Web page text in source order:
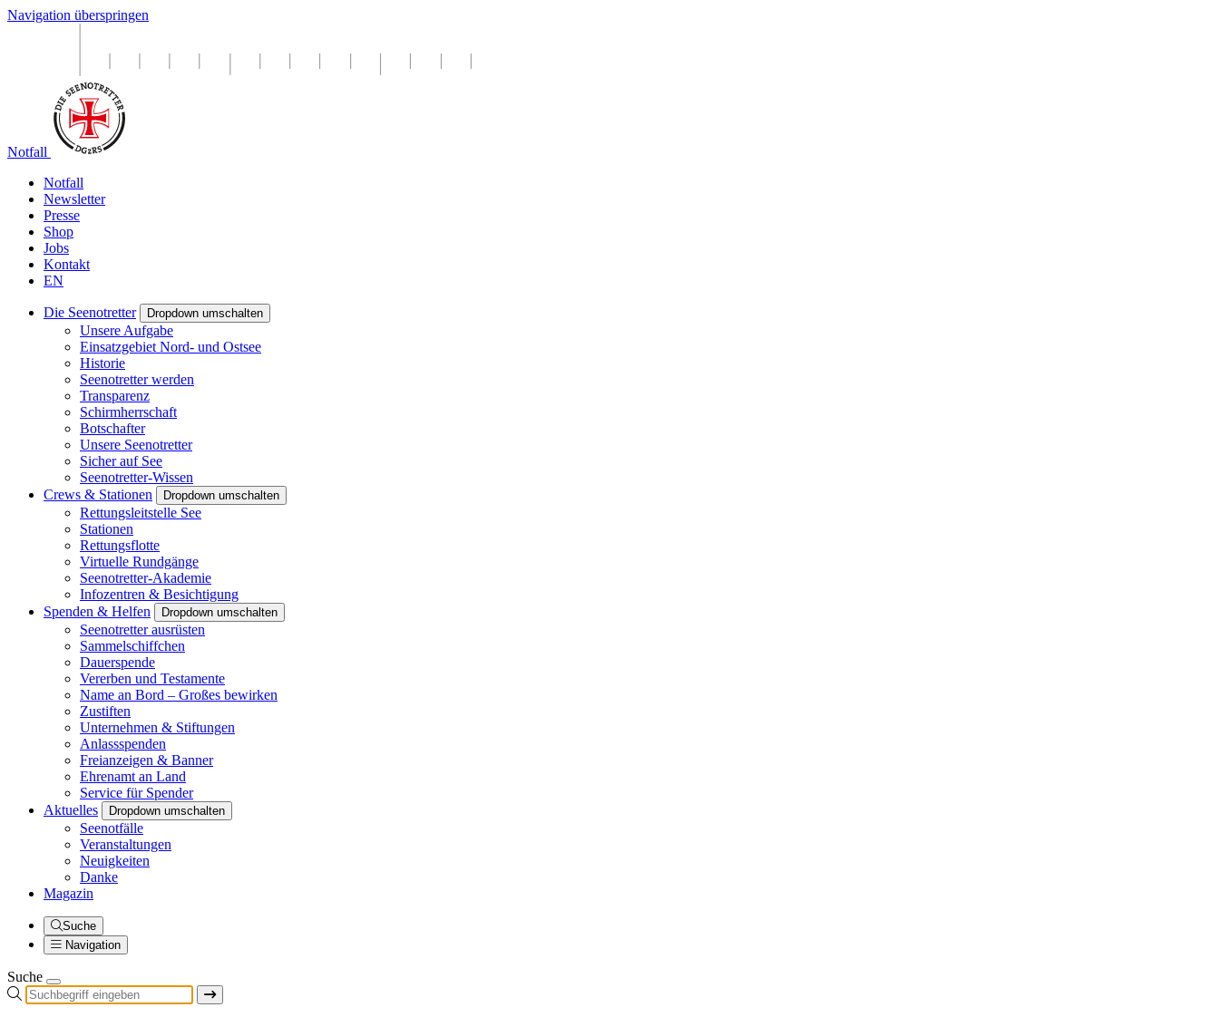
Navigation überspringen
Notfall
Notfall
Newsletter
Presse
Shop
Jobs
Kontakt
EN
Die Seenotretter Dropdown umschalten
Unsere Aufgabe
Einsatzgebiet Nord- und Ostsee
Historie
Seenotretter werden
Transparenz
Schirmherrschaft
Botschafter
Unsere Seenotretter
Sicher auf See
Seenotretter-Wissen
Crews & Stationen
Dropdown umschalten
Rettungsleitstelle See
Stationen
Rettungsflotte
Virtuelle Rundgänge
Seenotretter-Akademie
Infozentren & Besichtigung
Spenden & Helfen
Dropdown umschalten
Seenotretter ausrüsten
Sammelschiffchen
Dauerspende
Vererben und Testamente
Name an Bord – Großes bewirken
Zustiften
Unternehmen & Stiftungen
Anlassspenden
Freianzeigen & Banner
Ehrenamt an Land
Service für Spender
Aktuelles
Dropdown umschalten
Seenotfälle
Veranstaltungen
Neuigkeiten
Danke
Magazin
Suche
Navigation
Suche